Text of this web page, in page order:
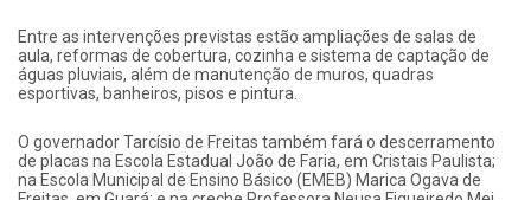
Entre as intervenções previstas estão ampliações de salas de
aula, reformas de cobertura, cozinha e sistema de captação de
águas pluviais, além de manutenção de muros, quadras
esportivas, banheiros, pisos e pintura.
O governador Tarcísio de Freitas também fará o descerramento
de placas na Escola Estadual João de Faria, em Cristais Paulista;
na Escola Municipal de Ensino Básico (EMEB) Marica Ogava de